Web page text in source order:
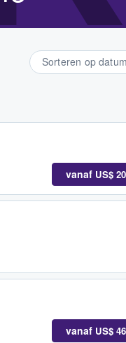
Sorteren op datum
vanaf US$
vanaf US$